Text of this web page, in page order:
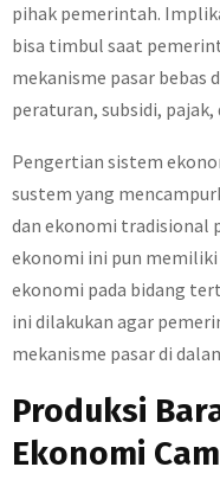
pihak pemerintah.
bisa timbul saat
mekanisme pasar bebas
peraturan, subsidi,
Pengertian sistem
sustem yang
dan ekonomi tradisional
ekonomi ini pun
ekonomi pada bidang
ini dilakukan agar
mekanisme pasar di
Produksi
Ekonomi